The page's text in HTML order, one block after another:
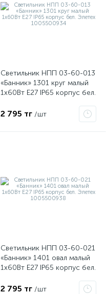
Светильник НПП 03-60-013
«Банник» 1301 круг малый
1х60Вт E27 IP65 корпус бел.
2 795 тг /шт
Светильник НПП 03-60-021
«Банник» 1401 овал малый
1х60Вт E27 IP65 корпус бел.
2 795 тг /шт